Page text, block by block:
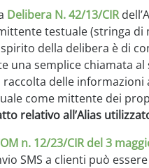
Delibera N. 42/13/CIR
testuale (stringa
della delibera è di
una semplice chiamata
delle
come mittente dei
relativo all’Alias
n. 12/23/CIR del 3
SMS a clienti può